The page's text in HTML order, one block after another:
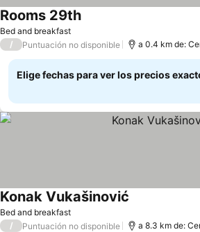
Bed and breakfast
Rooms 29thVer precios
/ Puntuación no disponible a 0.4 km de:
Elige fechas para ver los precios
Bed and breakfast
Konak Vukašinović
/ Puntuación no disponible a 8.3 km de: